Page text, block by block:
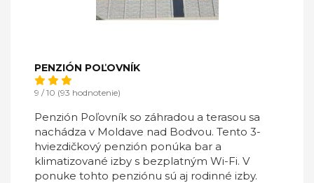
PENZIÓN POĽOVNÍK
9 / 10 (93 hodnotenie)
Penzión Poľovník so záhradou a terasou sa
nachádza v Moldave nad Bodvou. Tento 3-
hviezdičkový penzión ponúka bar a
klimatizované izby s bezplatným Wi-Fi. V
ponuke tohto penziónu sú aj rodinné izby.